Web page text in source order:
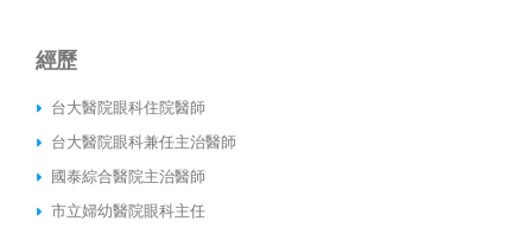
經歷
台大醫院眼科住院醫師
台大醫院眼科兼任主治醫師
國泰綜合醫院主治醫師
市立婦幼醫院眼科主任